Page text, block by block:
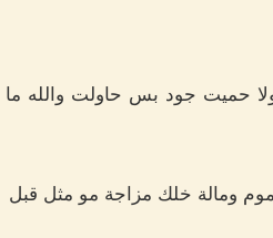
حميت جود بس حاولت والله ما
ومالة خلك مزاجة مو مثل قبل